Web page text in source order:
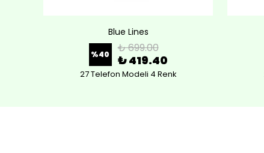
Blue Lines
%40 ₺ 699.00
₺ 419.40
27 Telefon Modeli 4 Renk